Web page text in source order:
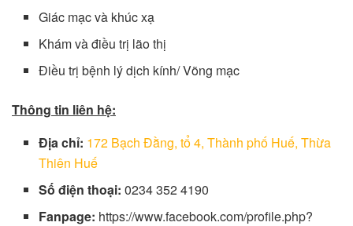
Giác mạc và khúc xạ
Khám và điều trị lão thị
Điều trị bệnh lý dịch kính/ Võng mạc
Thông tin liên hệ:
Địa chỉ: 172 Bạch Đằng, tổ 4, Thành phố Huế, Thừa
Thiên Huế
Số điện thoại: 0234 352 4190
Fanpage: https://www.facebook.com/profile.php?